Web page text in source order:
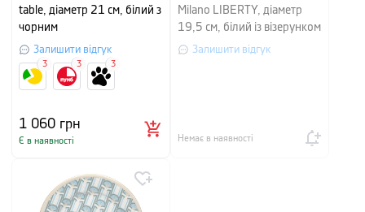
table, діаметр 21 см, білий з
чорним
Залишити відгук
1 060 грн
Є в наявності
3 3 3
Milano LIBERTY, діаметр
19,5 см, білий із візерунком
Залишити відгук
Немає в наявності